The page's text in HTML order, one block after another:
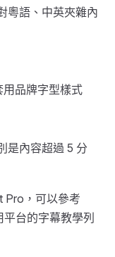
粵語、中英夾雜內
品牌字型樣式
是內容超過 5 分
Pro，可以參考
平台的字幕教學列